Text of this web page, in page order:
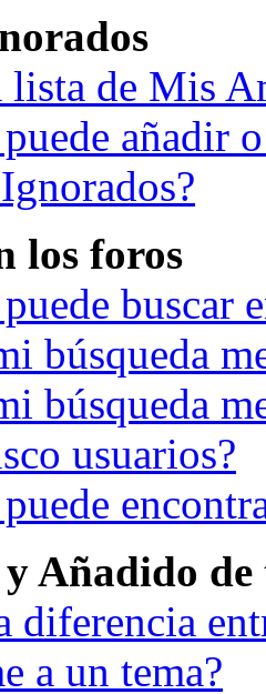
lista de Mis
añadir
los foros
buscar
búsqueda
búsqueda
usuarios?
Añadido
diferencia
a un tema?